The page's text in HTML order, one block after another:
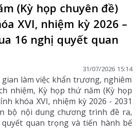
(Kỳ họp chuyên đề)
XVI, nhiệm kỳ 2026 –
16 nghị quyết quan
31/07/2026 15:14
làm việc khẩn trương, nghiêm
nhiệm, Kỳ họp thứ năm (Kỳ họp
khóa XVI, nhiệm kỳ 2026 - 2031
bộ nội dung chương trình đề ra,
quan trọng và tiến hành bế